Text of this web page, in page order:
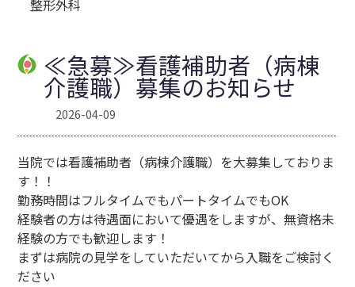
整形外科
≪急募≫看護補助者（病棟
介護職）募集のお知らせ
2026-04-09
当院では看護補助者（病棟介護職）を大募集しておりま
す！！
勤務時間はフルタイムでもパートタイムでもOK
経験者の方は待遇面において優遇をしますが、無資格未
経験の方でも歓迎します！
まずは病院の見学をしていただいてから入職をご検討く
ださい